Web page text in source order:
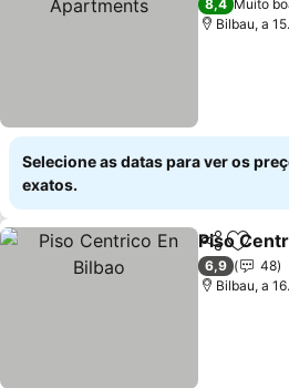
8,4 Muito
Bilbau, a
Selecione as datas para ver os
exatos.
Partilhar
Piso
6,9
48
Bilbau, a